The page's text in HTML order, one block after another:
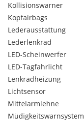
Kollisionswarner
Kopfairbags
Lederausstattung
Lederlenkrad
LED-Scheinwerfer
LED-Tagfahrlicht
Lenkradheizung
Lichtsensor
Mittelarmlehne
Müdigkeitswarnsystem